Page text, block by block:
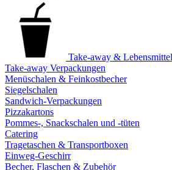
Take-away &
Take-away Verpackungen
Menüschalen & Feinkostbecher
Siegelschalen
Sandwich-Verpackungen
Pizzakartons
Pommes-, Snackschalen und -tüten
Catering
Tragetaschen & Transportboxen
Einweg-Geschirr
Becher, Flaschen & Zubehör